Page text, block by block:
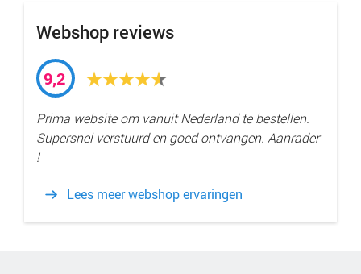
Webshop reviews
9,2
Prima website om vanuit Nederland te bestellen.
Supersnel verstuurd en goed ontvangen. Aanrader
!
Lees meer webshop ervaringen